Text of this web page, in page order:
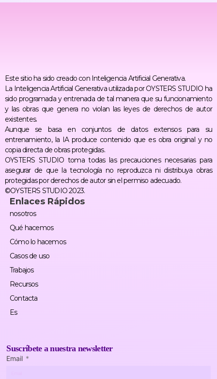
Este sitio ha sido creado con Inteligencia Artificial Generativa.
La Inteligencia Artificial Generativa utilizada por OYSTERS STUDIO ha
sido programada y entrenada de tal manera que su funcionamiento
y las obras que genera no violan las leyes de derechos de autor
existentes.
Aunque se basa en conjuntos de datos extensos para su
entrenamiento, la IA produce contenido que es obra original y no
copia directa de obras protegidas.
OYSTERS STUDIO toma todas las precauciones necesarias para
asegurar de que la tecnología no reproduzca ni distribuya obras
protegidas por derechos de autor sin el permiso adecuado.
©OYSTERS STUDIO 2023.
Enlaces Rápidos
nosotros
Qué hacemos
Cómo lo hacemos
Casos de uso
Trabajos
Recursos
Contacta
Es
Suscríbete a nuestra newsletter
Email